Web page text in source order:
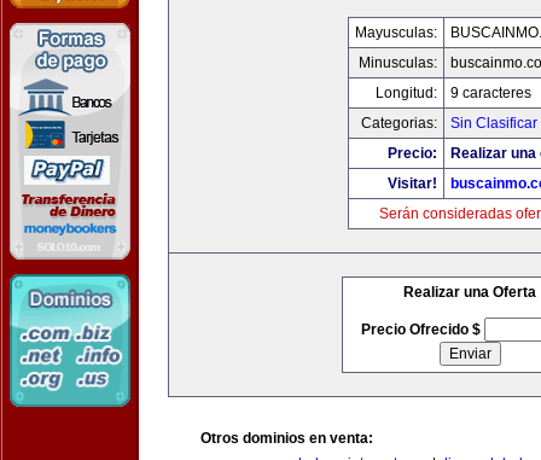
Mayusculas:
Minusculas:
Longitud:
9 caracteres
Categorias:
Sin Clasificar
Precio:
Realizar
Visitar!
Serán consideradas
Realizar una Oferta
Precio Ofrecido $
Otros dominios en venta: